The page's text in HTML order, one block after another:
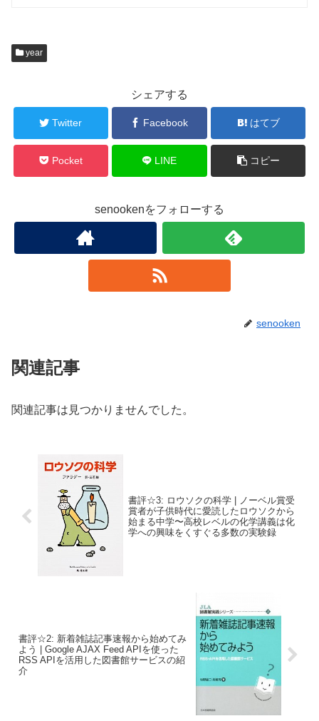
year
シェアする
Twitter Facebook はてブ
Pocket LINE コピー
senookenをフォローする
senooken
関連記事
関連記事は見つかりませんでした。
書評☆3: ロウソクの科学 | ノーベル賞受
賞者が子供時代に愛読したロウソクから
始まる中学〜高校レベルの化学講義は化
学への興味をくすぐる多数の実験録
書評☆2: 新着雑誌記事速報から始めてみ
よう | Google AJAX Feed APIを使った
RSS APIを活用した図書館サービスの紹
介